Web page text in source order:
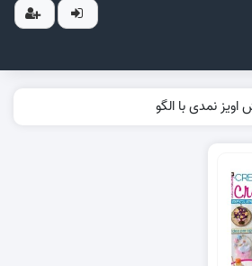
اویز نمدی با الگو